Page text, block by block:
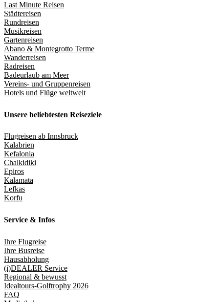
Last Minute Reisen
Städtereisen
Rundreisen
Musikreisen
Gartenreisen
Abano & Montegrotto Terme
Wanderreisen
Radreisen
Badeurlaub am Meer
Vereins- und Gruppenreisen
Hotels und Flüge weltweit
Unsere beliebtesten Reiseziele
Flugreisen ab Innsbruck
Kalabrien
Kefalonia
Chalkidiki
Epiros
Kalamata
Lefkas
Korfu
Service & Infos
Ihre Flugreise
Ihre Busreise
Hausabholung
(i)DEALER Service
Regional & bewusst
Idealtours-Golftrophy 2026
FAQ